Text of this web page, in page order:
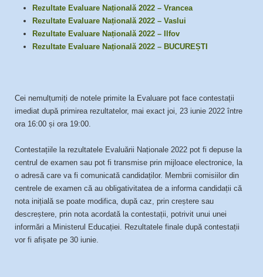
Rezultate Evaluare Națională 2022 – Vrancea
Rezultate Evaluare Națională 2022 – Vaslui
Rezultate Evaluare Națională 2022 – Ilfov
Rezultate Evaluare Națională 2022 – BUCUREȘTI
Cei nemulțumiți de notele primite la Evaluare pot face contestații
imediat după primirea rezultatelor, mai exact joi, 23 iunie 2022 între
ora 16:00 și ora 19:00.
Contestațiile la rezultatele Evaluării Naționale 2022 pot fi depuse la
centrul de examen sau pot fi transmise prin mijloace electronice, la
o adresă care va fi comunicată candidaților. Membrii comisiilor din
centrele de examen că au obligativitatea de a informa candidații că
nota inițială se poate modifica, după caz, prin creștere sau
descreștere, prin nota acordată la contestații, potrivit unui unei
informări a Ministerul Educației. Rezultatele finale după contestații
vor fi afișate pe 30 iunie.